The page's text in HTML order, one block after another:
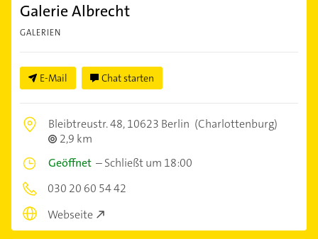
Galerie Albrecht
GALERIEN
E-Mail Chat starten
Bleibtreustr. 48,10623 Berlin (Charlottenburg)
2,9 km
Geöffnet –Schließt um 18:00
030 20 60 54 42
Webseite